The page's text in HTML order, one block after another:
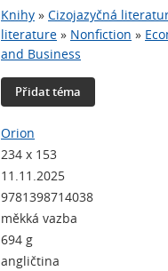
Knihy » Cizojazyčná
literature » Nonfiction »
and Business
Přidat téma
Orion
234 x 153
11.11.2025
9781398714038
měkká vazba
694 g
angličtina